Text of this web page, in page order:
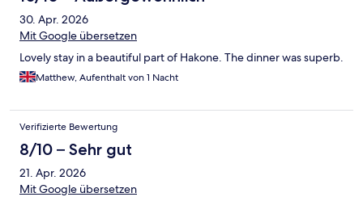
30. Apr. 2026
Mit Google übersetzen
Lovely stay in a beautiful part of Hakone. The dinner was superb.
Matthew, Aufenthalt von 1 Nacht
Verifizierte Bewertung
8/10 – Sehr gut
21. Apr. 2026
Mit Google übersetzen